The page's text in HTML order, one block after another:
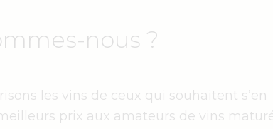
nous ?
les vins de ceux qui souhaitent s’en
prix aux amateurs de vins